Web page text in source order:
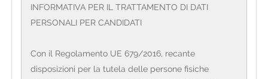
INFORMATIVA PER IL TRATTAMENTO DI DATI
PERSONALI PER CANDIDATI
Con il Regolamento UE 679/2016, recante
disposizioni per la tutela delle persone fisiche